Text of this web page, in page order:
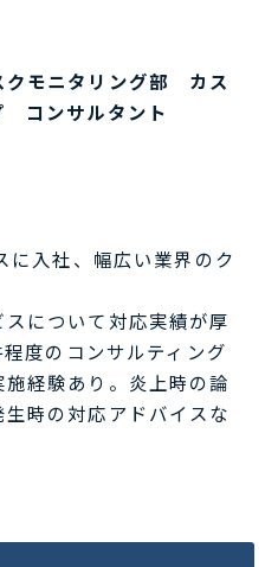
モニタリング部 カス
コンサルタント
入社、幅広い業界のク
について対応実績が厚
度のコンサルティング
経験あり。炎上時の論
時の対応アドバイスな